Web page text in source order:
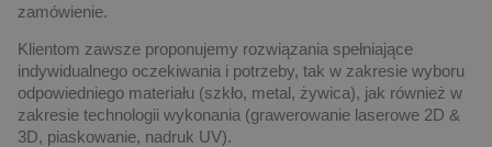
zamówienie.
Klientom zawsze proponujemy rozwiązania spełniające
indywidualnego oczekiwania i potrzeby, tak w zakresie wyboru
odpowiedniego materiału (szkło, metal, żywica), jak również w
zakresie technologii wykonania (grawerowanie laserowe 2D &
3D, piaskowanie, nadruk UV).